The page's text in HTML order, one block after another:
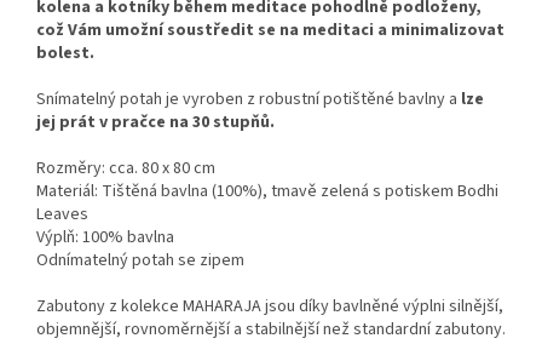
kolena a kotníky během meditace pohodlně podloženy,
což Vám umožní soustředit se na meditaci a minimalizovat
bolest.
Snímatelný potah je vyroben z robustní potištěné bavlny a lze
jej prát v pračce na 30 stupňů.
Rozměry: cca. 80 x 80 cm
Materiál: Tištěná bavlna (100%), tmavě zelená s potiskem Bodhi
Leaves
Výplň: 100% bavlna
Odnímatelný potah se zipem
Zabutony z kolekce MAHARAJA jsou díky bavlněné výplni silnější,
objemnější, rovnoměrnější a stabilnější než standardní zabutony.